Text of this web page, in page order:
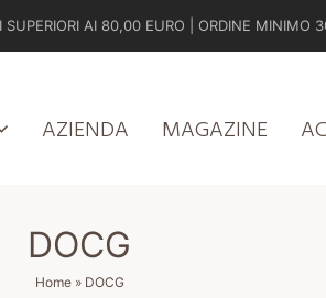
SUPERIORI AI 80,00 EURO | ORDINE MINIMO
AZIENDA MAGAZINE
DOCG
Home» DOCG